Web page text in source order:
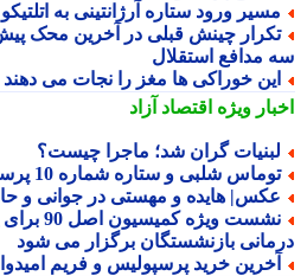
ورود ستاره آرژانتینی به اتلتیکو
چینش قبلی در آخرین محک پیش
مدافع استقلال
خوراکی ها مغز را نجات می دهند
ویژهاقتصاد آزاد
گران شد؛ ماجرا چیست؟
شلبی و ستاره شماره 10 پرسپولیس!
هایده و مهستی در جوانی و
نشست ویژه
بازنشستگان برگزار می شود
خرید پرسپولیس و فریم